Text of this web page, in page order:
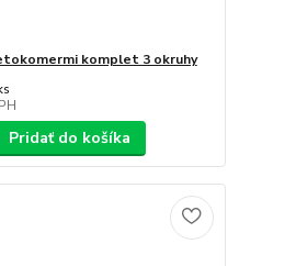
komplet 3 okruhy
Pridať do košíka